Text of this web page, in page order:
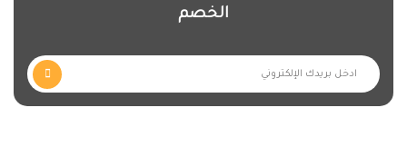
الخصم